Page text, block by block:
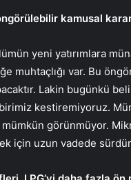
kamusal
yeni yatırımlara
muhtaçlığı var. Bu
Lakin bugünkü
kestiremiyoruz.
görünmüyor.
için uzun vadede